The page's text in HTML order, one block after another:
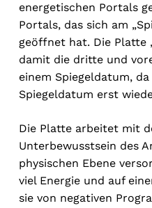
energetischen Portals
Portals, das sich am
geöffnet hat. Die Platte
damit die dritte und
einem Spiegeldatum,
Spiegeldatum erst
Die Platte arbeitet mit
Unterbewusstsein des
physischen Ebene
viel Energie und auf
sie von negativen